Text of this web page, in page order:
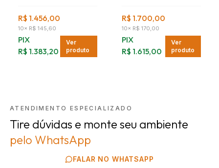
R$ 1.456,00
10× R$ 145,60
PIX
R$ 1.383,20
Ver
produto
R$ 1.700,00
10× R$ 170,00
PIX
R$ 1.615,00
Ver
produto
ATENDIMENTO ESPECIALIZADO
Tire dúvidas e monte seu ambiente
pelo WhatsApp
FALAR NO WHATSAPP